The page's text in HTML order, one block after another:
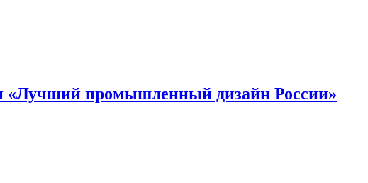
«Лучший промышленный дизайн России»